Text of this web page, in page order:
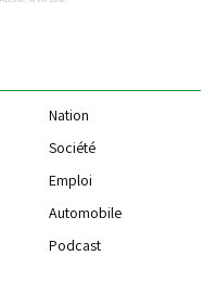
Nation
Société
Emploi
Automobile
Podcast